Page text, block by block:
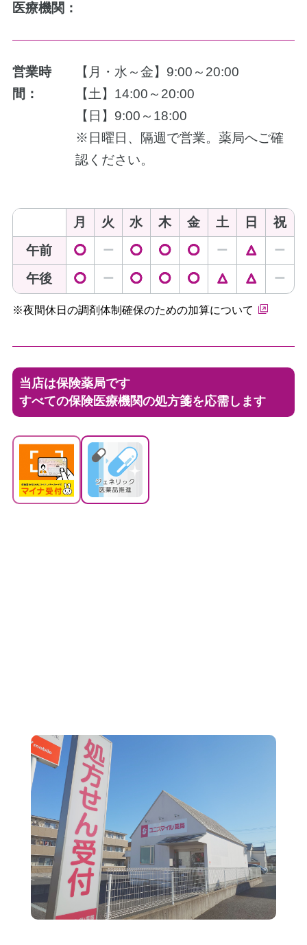
医療機関：
営業時
間：
【月・水～金】9:00～20:00
【土】14:00～20:00
【日】9:00～18:00
※日曜日、隔週で営業。薬局へご確
認ください。
月 火 水 木 金 土 日
祝
午前
◯ ー ◯ ◯ ◯ ー △ ー
午後 ◯ ー ◯ ◯ ◯ △ △ ー
※夜間休日の調剤体制確保のための加算について
当店は保険薬局です
すべての保険医療機関の処方箋を応需します